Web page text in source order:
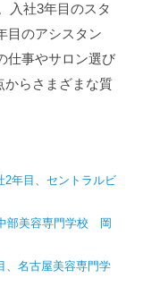
入社3年目のスタ
目のアシスタン
仕事やサロン選び
からさまざまな質
年目、セントラルビ
部美容専門学校 岡
名古屋美容専門学